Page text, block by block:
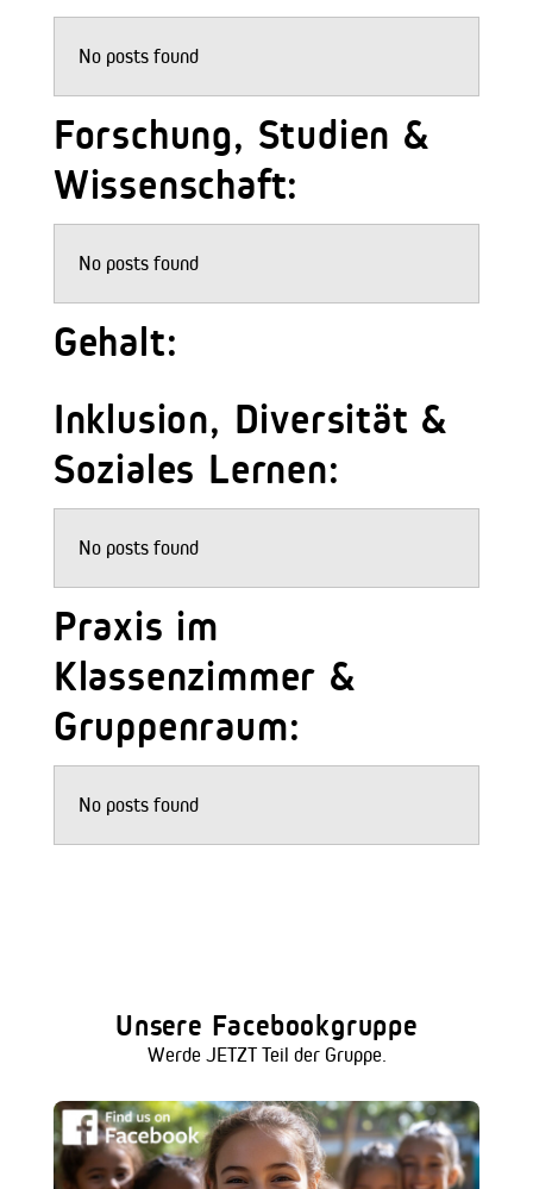
No posts found
Forschung, Studien &
Wissenschaft:
No posts found
Gehalt:
Inklusion, Diversität &
Soziales Lernen:
No posts found
Praxis im
Klassenzimmer &
Gruppenraum:
No posts found
Unsere Facebookgruppe
Werde JETZT Teil der Gruppe.